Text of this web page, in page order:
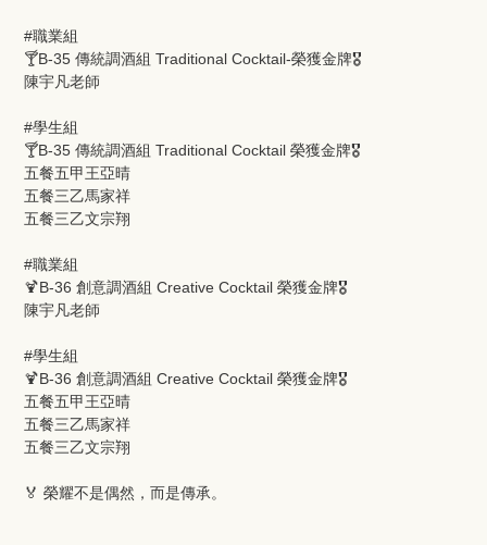
#職業組
🍸B-35 傳統調酒組 Traditional Cocktail-榮獲金牌🎖️
陳宇凡老師
#學生組
🍸B-35 傳統調酒組 Traditional Cocktail 榮獲金牌🎖️
五餐五甲王亞晴
五餐三乙馬家祥
五餐三乙文宗翔
#職業組
🍹B-36 創意調酒組 Creative Cocktail 榮獲金牌🎖️
陳宇凡老師
#學生組
🍹B-36 創意調酒組 Creative Cocktail 榮獲金牌🎖️
五餐五甲王亞晴
五餐三乙馬家祥
五餐三乙文宗翔
🏅 榮耀不是偶然，而是傳承。